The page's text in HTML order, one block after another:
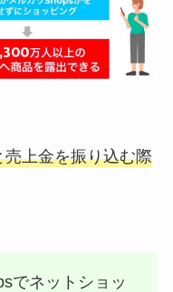
売上金を振り込む際
でネットショッ